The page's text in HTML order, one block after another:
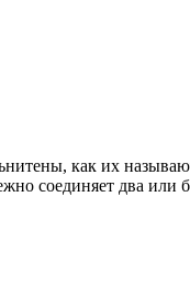
как их
соединяет два или